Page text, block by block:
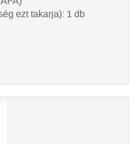
ezt takarja): 1 db